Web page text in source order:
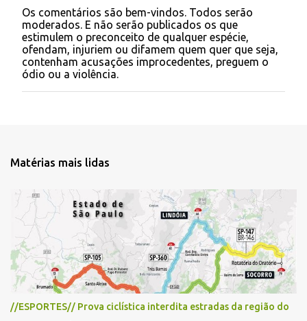
P
o
s
t
a
r
u
n
i
o
Os comentários são bem-vindos. Todos serão
moderados. E não serão publicados os que
estimulem o preconceito de qualquer espécie,
ofendam, injuriem ou difamem quem quer que seja,
contenham acusações improcedentes, preguem o
ódio ou a violência.
Matérias mais lidas
//ESPORTES// Prova ciclística interdita estradas da região do